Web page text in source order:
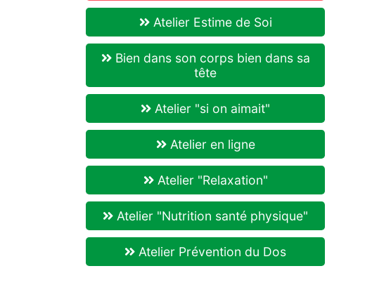
Atelier Estime de Soi
Bien dans son corps bien dans sa
tête
Atelier "si on aimait"
Atelier en ligne
Atelier "Relaxation"
Atelier "Nutrition santé physique"
Atelier Prévention du Dos